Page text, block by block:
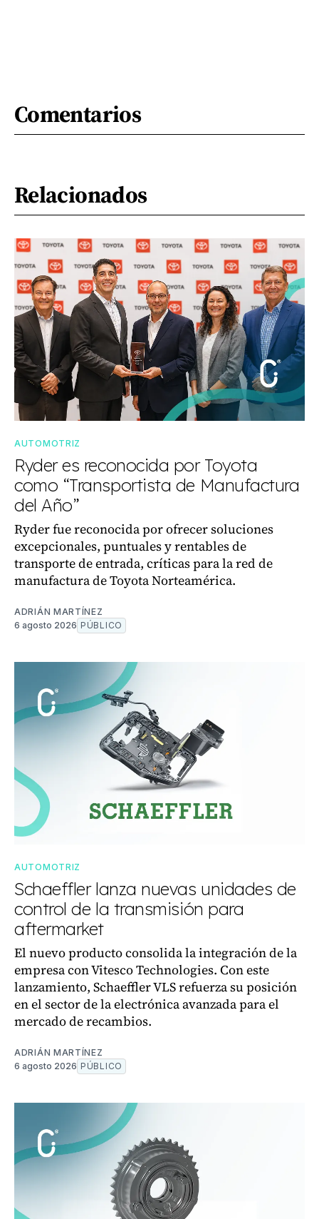
Comentarios
Relacionados
AUTOMOTRIZ
Ryder es reconocida por Toyota
como “Transportista de Manufactura
del Año”
Ryder fue reconocida por ofrecer soluciones
excepcionales, puntuales y rentables de
transporte de entrada, críticas para la red de
manufactura de Toyota Norteamérica.
ADRIÁN MARTÍNEZ
6 agosto 2026 PÚBLICO
AUTOMOTRIZ
Schaeffler lanza nuevas unidades de
control de la transmisión para
aftermarket
El nuevo producto consolida la integración de la
empresa con Vitesco Technologies. Con este
lanzamiento, Schaeffler VLS refuerza su posición
en el sector de la electrónica avanzada para el
mercado de recambios.
ADRIÁN MARTÍNEZ
6 agosto 2026 PÚBLICO